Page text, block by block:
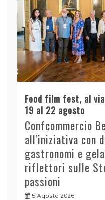
Food film fest, al
19 al 22 agosto
Confcommercio
all'iniziativa con
gastronomi e
riflettori sulle
passioni
5 Agosto 2026